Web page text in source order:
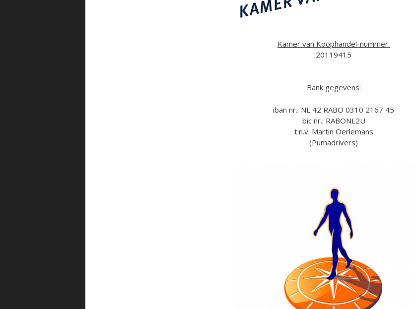
Kamer van Koophandel-nummer:
20119415
Bank gegevens:
iban nr.: NL 42 RABO 0310 2167 45
bic nr.: RABONL2U
t.n.v. Martin Oerlemans
(Pumadrivers)